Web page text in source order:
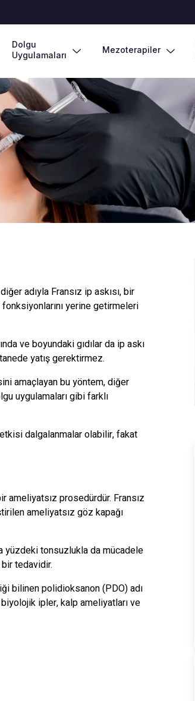
Dolgu
Uygulamaları
Mezoterapiler
adıyla Fransız ip askısı, bir
yerine getirmeleri
ve boyundaki gıdılar da ip askı
yatış gerektirmez.
amaçlayan bu yöntem, diğer
uygulamaları gibi farklı
dalgalanmalar olabilir, fakat
ameliyatsız prosedürdür. Fransız
ameliyatsız göz kapağı
yüzdeki tonsuzlukla da mücadele
tedavidir.
bilinen polidioksanon (PDO) adı
ipler, kalp ameliyatları ve